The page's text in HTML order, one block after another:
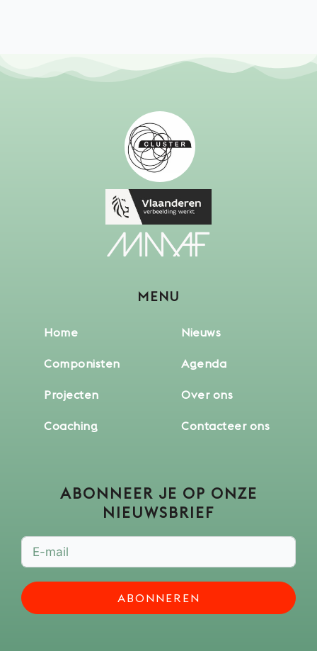
MENU
Home
Componisten
Projecten
Coaching
Nieuws
Agenda
Over ons
Contacteer ons
ABONNEER JE OP ONZE
NIEUWSBRIEF
ABONNEREN